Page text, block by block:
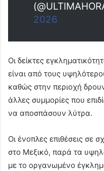
2026
Οι δείκτες
είναι από τους
καθώς στην περιοχή
άλλες συμμορίες που
να αποσπάσουν λύτρα.
Οι ένοπλες επιθέσεις σε
στο Μεξικό, παρά τα
με το οργανωμένο